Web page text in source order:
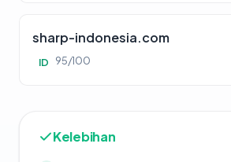
sharp-indonesia.com
ID 95/100
Kelebihan